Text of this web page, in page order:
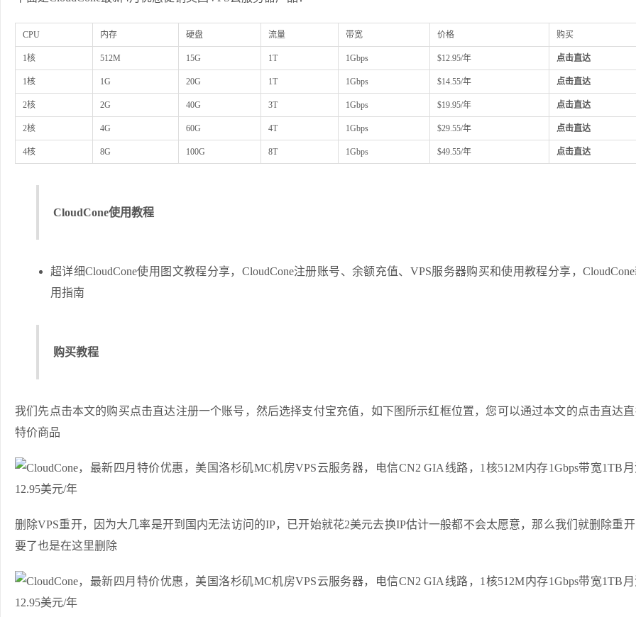
CPU 内存 硬盘 流量 带宽 价格 购买
1核 512M 15G 1T 1Gbps $12.95/年 点击直达
1核 1G 20G 1T 1Gbps $14.55/年 点击直达
2核 2G 40G 3T 1Gbps $19.95/年 点击直达
2核 4G 60G 4T 1Gbps $29.55/年 点击直达
4核 8G 100G 8T 1Gbps $49.55/年 点击直达
CloudCone使用教程
超详细CloudCone使用图文教程分享，CloudCone注册账号、余额充值、VPS服务器购买和使用教程分享，
用指南
购买教程
我们先点击本文的购买点击直达注册一个账号，然后选择支付宝充值，如下图所示红框位置，您可以通过本文的点击直达
特价商品
删除VPS重开，因为大几率是开到国内无法访问的IP，已开始就花2美元去换IP估计一般都不会太愿意，那么我们就删除重
要了也是在这里删除